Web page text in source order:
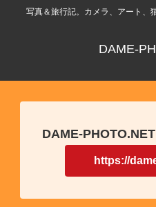
写真＆旅行記。カメラ、アート、
DAME-
DAME-
https://